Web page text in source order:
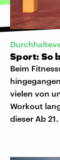
Sport: So
Beim
vielen von
Workout
dieser Ab 21.